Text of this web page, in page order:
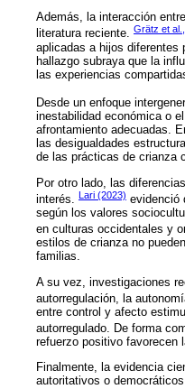
Además, la interacción
literatura reciente. Grätz et
aplicadas a hijos diferentes
hallazgo subraya que la
las experiencias
Desde un enfoque
inestabilidad económica o
afrontamiento adecuadas.
las desigualdades
de las prácticas de crianza
Por otro lado, las
interés.
Lari (2023) evidenció
según los valores
en culturas occidentales y
estilos de crianza no
familias.
A su vez, investigaciones
autorregulación, la
entre control y afecto
autorregulado. De forma
refuerzo positivo favorecen
Finalmente, la evidencia
autoritativos o